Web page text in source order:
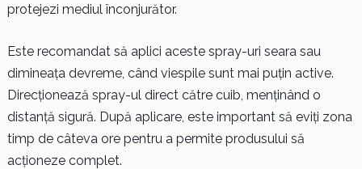
protejezi mediul înconjurător.
Este recomandat să aplici aceste spray-uri seara sau
dimineața devreme, când viespile sunt mai puțin active.
Direcționează spray-ul direct către cuib, menținând o
distanță sigură. După aplicare, este important să eviți zona
timp de câteva ore pentru a permite produsului să
acționeze complet.